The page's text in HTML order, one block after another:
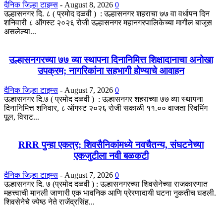
दैनिक जिल्हा टाइम्स - August 8, 2026 0
उल्हासनगर दि. ८ ( प्रमोद दळवी ) : उल्हासनगर शहराचा ७७ वा वर्धापन दिन
शनिवारी ८ ऑगस्ट २०२६ रोजी उल्हासनगर महानगरपालिकेच्या मागील बाजूस
असलेल्या...
उल्हासनगरच्या ७७ व्या स्थापना दिनानिमित्त शिक्षादानाचा अनोखा
उपक्रम; नागरिकांना सहभागी होण्याचे आवाहन
दैनिक जिल्हा टाइम्स - August 7, 2026 0
उल्हासनगर दि.७ ( प्रमोद दळवी ) : उल्हासनगर शहराच्या ७७ व्या स्थापना
दिनानिमित्त शनिवार, ८ ऑगस्ट २०२६ रोजी सकाळी ११.०० वाजता स्विमिंग
पूल, विराट...
RRR पुन्हा एकत्र; शिवसैनिकांमध्ये नवचैतन्य, संघटनेच्या
एकजुटीला नवी बळकटी
दैनिक जिल्हा टाइम्स - August 7, 2026 0
उल्हासनगर दि. ७ (प्रमोद दळवी ) : उल्हासनगरच्या शिवसेनेच्या राजकारणात
महत्त्वाची मानली जाणारी एक भावनिक आणि प्रेरणादायी घटना नुकतीच घडली.
शिवसेनेचे ज्येष्ठ नेते राजेंद्रसिंह...